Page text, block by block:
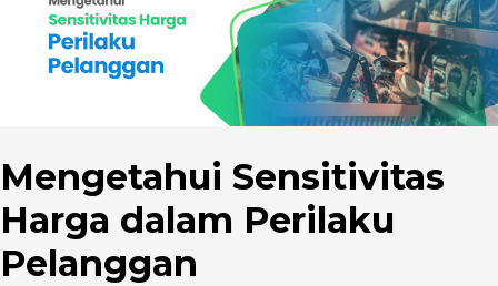
Mengetahui Sensitivitas
Harga dalam Perilaku
Pelanggan